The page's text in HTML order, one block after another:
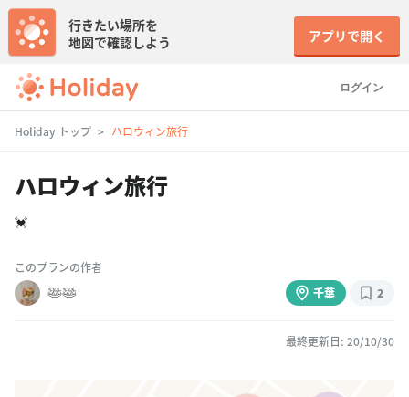
ログイン
行きたい場所を
地図で確認しよう
アプリで開く
Holiday トップ ハロウィン旅行
ハロウィン旅行
💓
このプランの作者
𓅸𓅸
千葉 2
最終更新日: 20/10/30